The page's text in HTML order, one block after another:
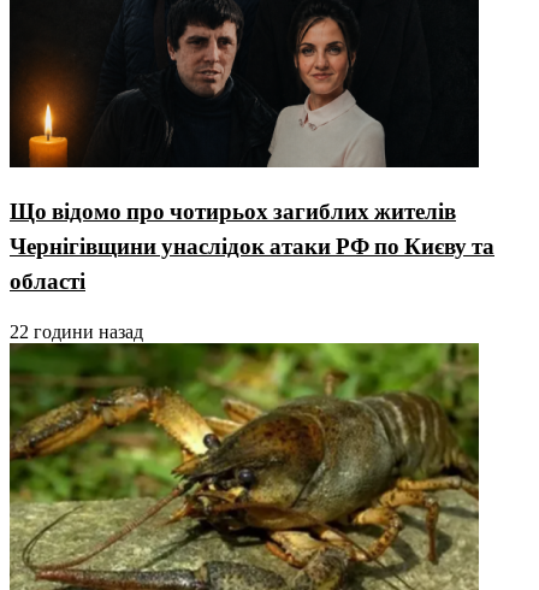
Що відомо про чотирьох загиблих жителів
Чернігівщини унаслідок атаки РФ по Києву та
області
22 години назад